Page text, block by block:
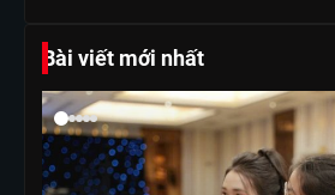
Bài viết mới nhất